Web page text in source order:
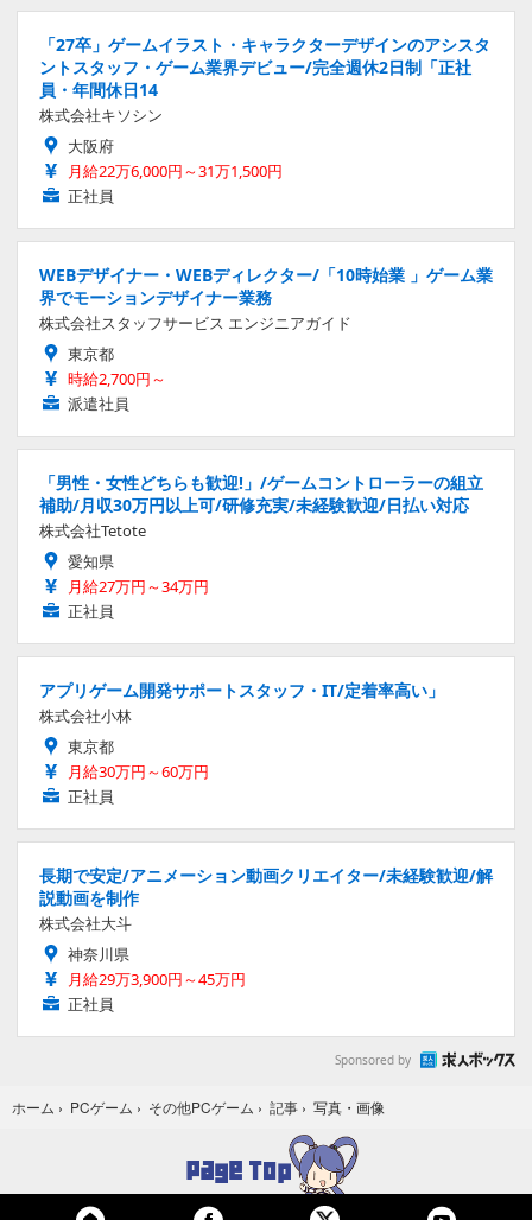
「27卒」ゲームイラスト・キャラクターデザインのアシスタ
ントスタッフ・ゲーム業界デビュー/完全週休2日制「正社
員・年間休日14
株式会社キソシン
大阪府
月給22万6,000円～31万1,500円
正社員
WEBデザイナー・WEBディレクター/「10時始業 」ゲーム業
界でモーションデザイナー業務
株式会社スタッフサービス エンジニアガイド
東京都
時給2,700円～
派遣社員
「男性・女性どちらも歓迎!」/ゲームコントローラーの組立
補助/月収30万円以上可/研修充実/未経験歓迎/日払い対応
株式会社Tetote
愛知県
月給27万円～34万円
正社員
アプリゲーム開発サポートスタッフ・IT/定着率高い」
株式会社小林
東京都
月給30万円～60万円
正社員
長期で安定/アニメーション動画クリエイター/未経験歓迎/解
説動画を制作
株式会社大斗
神奈川県
月給29万3,900円～45万円
正社員
Sponsored by
ホーム › PCゲーム › その他PCゲーム › 記事 › 写真・画像